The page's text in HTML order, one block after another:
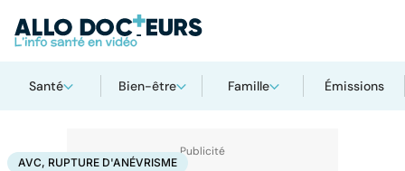
Santé Bien-être Famille Émissions
AccueilSantéAVC, rupture d'anévrisme
AVC, RUPTURE D'ANÉVRISME